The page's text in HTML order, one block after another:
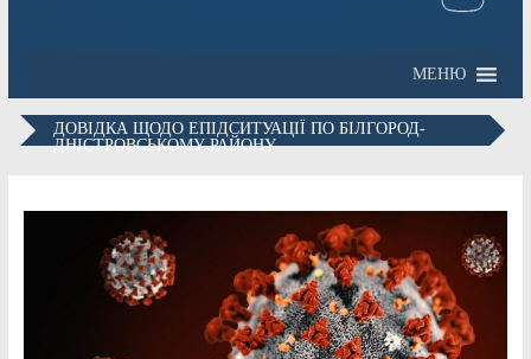
МЕНЮ
ДОВІДКА ЩОДО ЕПІДСИТУАЦІЇ ПО БІЛГОРОД-
ДНІСТРОВСЬКОМУ РАЙОНУ